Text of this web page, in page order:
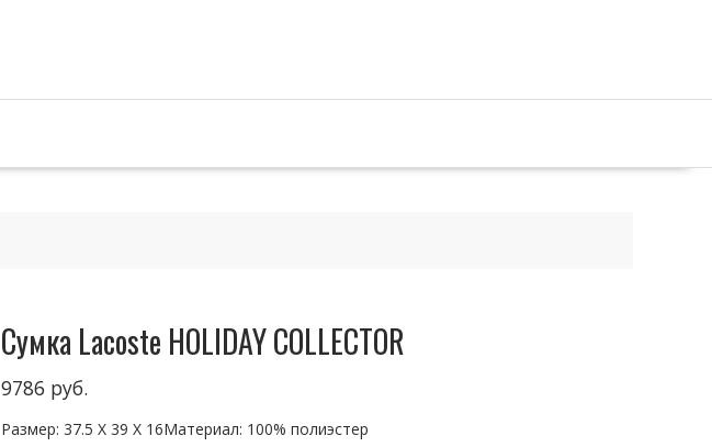
Сумка Lacoste HOLIDAY COLLECTOR
9786 руб.
Размер: 37.5 X 39 X 16Материал: 100% полиэстер